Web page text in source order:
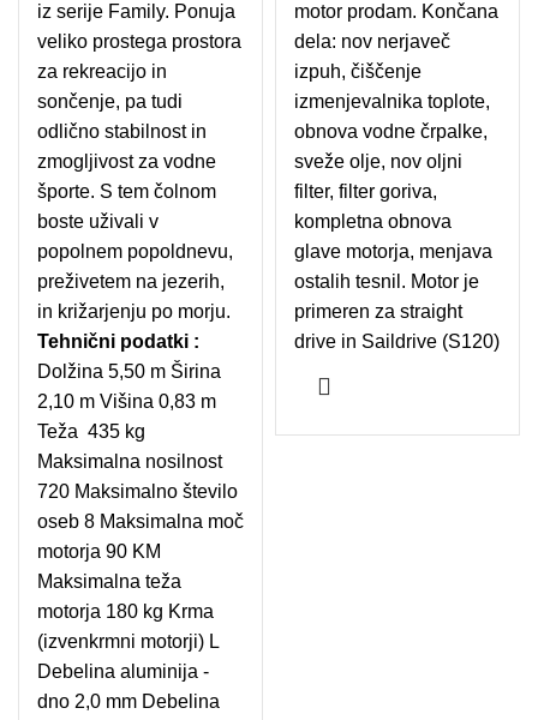
iz serije Family. Ponuja
veliko prostega prostora
za rekreacijo in
sončenje, pa tudi
odlično stabilnost in
zmogljivost za vodne
športe. S tem čolnom
boste uživali v
popolnem popoldnevu,
preživetem na jezerih,
in križarjenju po morju.
Tehnični podatki :
Dolžina 5,50 m Širina
2,10 m Višina 0,83 m
Teža 435 kg
Maksimalna nosilnost
720 Maksimalno število
oseb 8 Maksimalna moč
motorja 90 KM
Maksimalna teža
motorja 180 kg Krma
(izvenkrmni motorji) L
Debelina aluminija -
dno 2,0 mm Debelina
motor prodam. Končana
dela: nov nerjaveč
izpuh, čiščenje
izmenjevalnika toplote,
obnova vodne črpalke,
sveže olje, nov oljni
filter, filter goriva,
kompletna obnova
glave motorja, menjava
ostalih tesnil. Motor je
primeren za straight
drive in Saildrive (S120)